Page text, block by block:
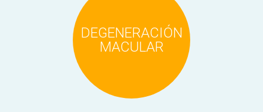
DEGENERACIÓN
MACULAR